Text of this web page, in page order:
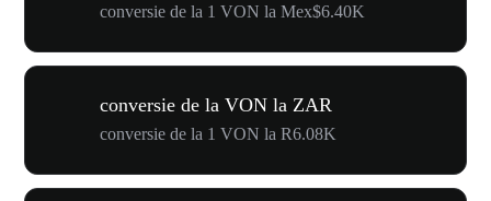
conversie de la 1 VON la Mex$6.40K
conversie de la VON la ZAR
conversie de la 1 VON la R6.08K